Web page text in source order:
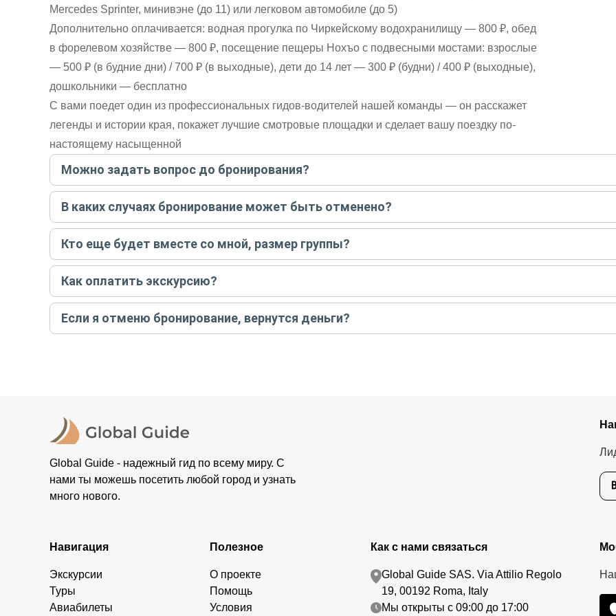
Mercedes Sprinter, минивэне (до 11) или легковом автомобиле (до 5)
Дополнительно оплачивается: водная прогулка по Чиркейскому водохранилищу — 800 ₽, обед
в форелевом хозяйстве — 800 ₽, посещение пещеры Нохъо с подвесными мостами: взрослые
— 500 ₽ (в будние дни) / 700 ₽ (в выходные), дети до 14 лет — 300 ₽ (будни) / 400 ₽ (выходные),
дошкольники — бесплатно
С вами поедет один из профессиональных гидов-водителей нашей команды — он расскажет
легенды и истории края, покажет лучшие смотровые площадки и сделает вашу поездку по-
настоящему насыщенной
Можно задать вопрос до бронирования?
Достаточно перейти по ссылке «Задать вопрос» и написать гиду. Платить при этом не нужно. Сначала согласуйте с
бронируйте экскурсию.Задать вопрос.
В каких случаях бронирование может быть отменено?
Только в случае неблагоприятных погодных условий, например, если экскурсия на кораблике, а по прогнозу погоды
вас об отмене, а мы вернем предоплату на карту. Во всех остальных случаях экскурсия состоится.
Кто еще будет вместе со мной, размер группы?
Если экскурсия индивидуальная, гид проведет встречу только для вас и вашей компании. Если групповая — на
условий конкретной экскурсии.
Как оплатить экскурсию?
Создайте заказ на удобную дату и время, и внесите предоплату как можно скорее, чтобы другие путешественники не
контакты организатора и точное место встречи. Оставшуюся стоимость оплатите организатору напрямую. В редких
Если я отменю бронирование, вернутся деньги?
Global Guide - надежный гид по всему миру. С
нами ты можешь посетить любой город и узнать
много нового.
Навигация
Экскурсии
Туры
Авиабилеты
Полезное
О проекте
Помощь
Условия
Как с нами связаться
Global Guide SAS. Via Attilio Regolo
19, 00192 Roma, Italy
Мы открыты с 09:00 до 17:00